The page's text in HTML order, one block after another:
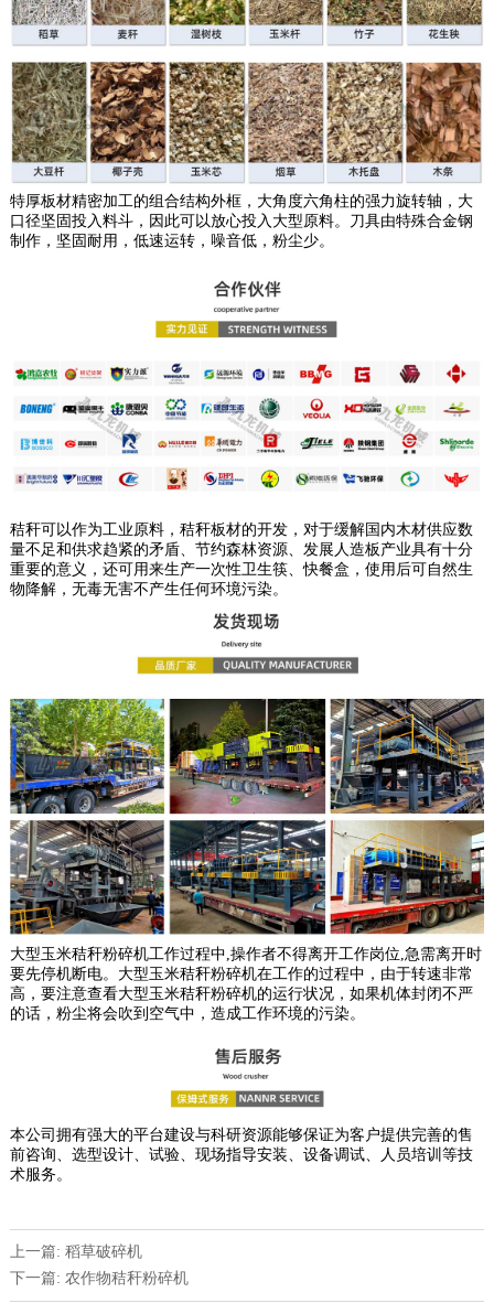
特厚板材精密加工的组合结构外框，大角度六角柱的强力旋转轴，大
口径坚固投入料斗，因此可以放心投入大型原料。刀具由特殊合金钢
制作，坚固耐用，低速运转，噪音低，粉尘少。
秸秆可以作为工业原料，秸秆板材的开发，对于缓解国内木材供应数
量不足和供求趋紧的矛盾、节约森林资源、发展人造板产业具有十分
重要的意义，还可用来生产一次性卫生筷、快餐盒，使用后可自然生
物降解，无毒无害不产生任何环境污染。
大型玉米秸秆粉碎机工作过程中,操作者不得离开工作岗位,急需离开时
要先停机断电。大型玉米秸秆粉碎机在工作的过程中，由于转速非常
高，要注意查看大型玉米秸秆粉碎机的运行状况，如果机体封闭不严
的话，粉尘将会吹到空气中，造成工作环境的污染。
本公司拥有强大的平台建设与科研资源能够保证为客户提供完善的售
前咨询、选型设计、试验、现场指导安装、设备调试、人员培训等技
术服务。
上一篇: 稻草破碎机
下一篇: 农作物秸秆粉碎机